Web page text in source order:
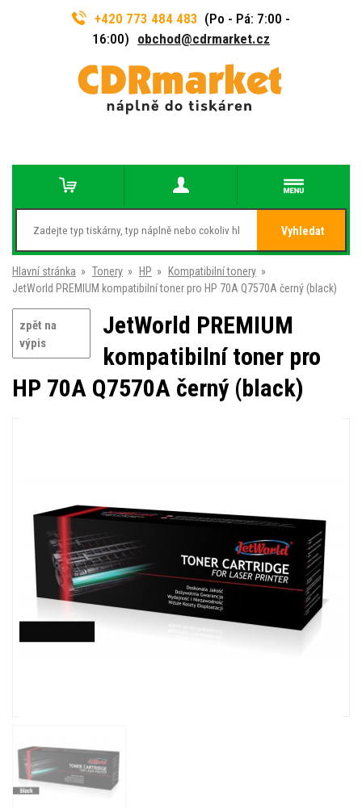
+420 773 484 483 (Po - Pá: 7:00 -
16:00) obchod@cdrmarket.cz
Vyhledat
Hlavní stránka » Tonery » HP » Kompatibilní tonery »
JetWorld PREMIUM kompatibilní toner pro HP 70A Q7570A černý (black)
zpět na
výpis
JetWorld PREMIUM
kompatibilní toner pro
HP 70A Q7570A černý (black)